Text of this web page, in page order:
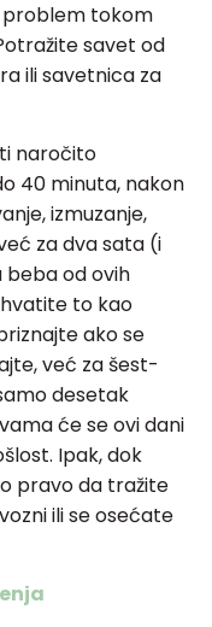
problem tokom
savet od
ili savetnica za
naročito
40 minuta, nakon
izmuzanje,
za dva sata (i
beba od ovih
to kao
ako se
već za šest-
desetak
će se ovi dani
Ipak, dok
pravo da tražite
ili se osećate